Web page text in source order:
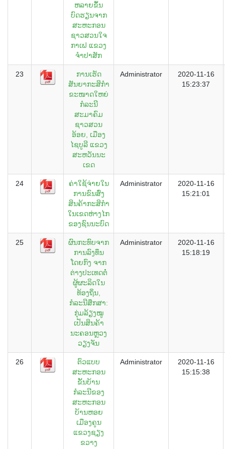
ຫລາຍຂຶ້ນ
ບົດຮຽນຈາກ
ສະຫະກອນ
ຊາວສວນໃຈ
ກາເຟ ແຂວງ
ຈຳປາສັກ
23
ການເຮັດ
ສັນຍາກະສິກຳ
ຂະໜາດໃຫຍ່
ກໍລະນີ
ສະມາຄົມ
ຊາວສວນ
ອ້ອຍ, ເມືອງ
ໄຊບູລີ ແຂວງ
ສະຫວັນນະ
ເຂດ
Administrator
2020-11-16
15:23:37
24
ຄ່າໃຊ້ຈ່າຍໃນ
ການຂົນສົ່ງ
ສິນຄ້າກະສິກຳ
ໃນເຂດຫ່າງໄກ
ຂອງຊົນນະບົດ
Administrator
2020-11-16
15:21:01
25
ຜົນກະທົບຈາກ
ການລົງທຶນ
ໂດຍກົງ ຈາກ
ຕ່າງປະເທດຕໍ່
ຜູ້ຜະລິດໃນ
ທ້ອງຖິ່ນ,
ກໍລະນີສຶກສາ:
ກຸ່ມລ້ຽງໝູ
ເປັນສິນຄ້າ
ນະຄອນຫຼວງ
ວຽງຈັນ
Administrator
2020-11-16
15:18:19
26
ຕົວແບບ
ສະຫະກອນ
ຂັ້ນບ້ານ
ກໍລະນີຂອງ
ສະຫະກອນ
ບ້ານຫອຍ
ເມືອງຄູນ
ແຂວງຊຽງ
ຂວາງ
Administrator
2020-11-16
15:15:38